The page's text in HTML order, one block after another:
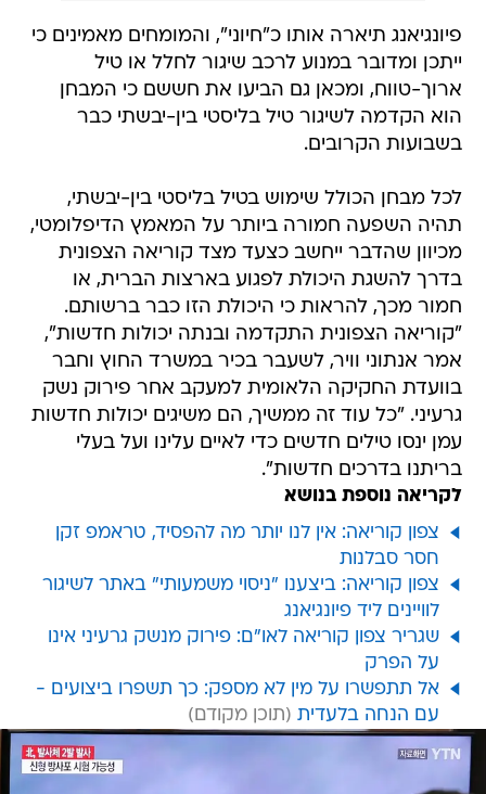
פיונגיאנג תיארה אותו כ"חיוני", והמומחים מאמינים כי
ייתכן ומדובר במנוע לרכב שיגור לחלל או טיל
ארוך-טווח, ומכאן גם הביעו את חששם כי המבחן
הוא הקדמה לשיגור טיל בליסטי בין-יבשתי כבר
בשבועות הקרובים.
לכל מבחן הכולל שימוש בטיל בליסטי בין-יבשתי,
תהיה השפעה חמורה ביותר על המאמץ הדיפלומטי,
מכיוון שהדבר ייחשב כצעד מצד קוריאה הצפונית
בדרך להשגת היכולת לפגוע בארצות הברית, או
חמור מכך, להראות כי היכולת הזו כבר ברשותם.
"קוריאה הצפונית התקדמה ובנתה יכולות חדשות",
אמר אנתוני וויר, לשעבר בכיר במשרד החוץ וחבר
בוועדת החקיקה הלאומית למעקב אחר פירוק נשק
גרעיני. "כל עוד זה ממשיך, הם משיגים יכולות חדשות
עמן ינסו טילים חדשים כדי לאיים עלינו ועל בעלי
בריתנו בדרכים חדשות".
לקריאה נוספת בנושא
צפון קוריאה: אין לנו יותר מה להפסיד, טראמפ זקן
חסר סבלנות
צפון קוריאה: ביצענו "ניסוי משמעותי" באתר לשיגור
לוויינים ליד פיונגיאנג
שגריר צפון קוריאה לאו"ם: פירוק מנשק גרעיני אינו
על הפרק
אל תתפשרו על מין לא מספק: כך תשפרו ביצועים -
עם הנחה בלעדית